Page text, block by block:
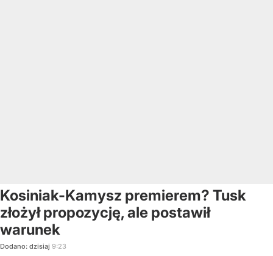
Kosiniak-Kamysz premierem? Tusk
złożył propozycję, ale postawił
warunek
Dodano: dzisiaj 9:23